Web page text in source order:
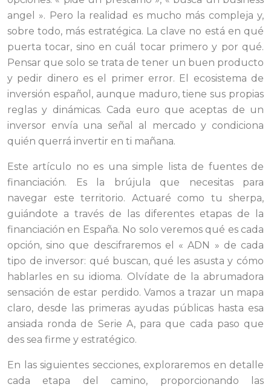
angel ». Pero la realidad es mucho más compleja y,
sobre todo, más estratégica. La clave no está en qué
puerta tocar, sino en cuál tocar primero y por qué.
Pensar que solo se trata de tener un buen producto
y pedir dinero es el primer error. El ecosistema de
inversión español, aunque maduro, tiene sus propias
reglas y dinámicas. Cada euro que aceptas de un
inversor envía una señal al mercado y condiciona
quién querrá invertir en ti mañana.
Este artículo no es una simple lista de fuentes de
financiación. Es la brújula que necesitas para
navegar este territorio. Actuaré como tu sherpa,
guiándote a través de las diferentes etapas de la
financiación en España. No solo veremos qué es cada
opción, sino que descifraremos el « ADN » de cada
tipo de inversor: qué buscan, qué les asusta y cómo
hablarles en su idioma. Olvídate de la abrumadora
sensación de estar perdido. Vamos a trazar un mapa
claro, desde las primeras ayudas públicas hasta esa
ansiada ronda de Serie A, para que cada paso que
des sea firme y estratégico.
En las siguientes secciones, exploraremos en detalle
cada etapa del camino, proporcionando las